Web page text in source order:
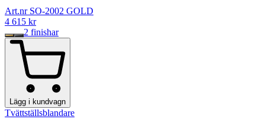
Art.nr SO-2002 GOLD
4 615 kr
2 finishar
Lägg i kundvagn
Tvättställsblandare